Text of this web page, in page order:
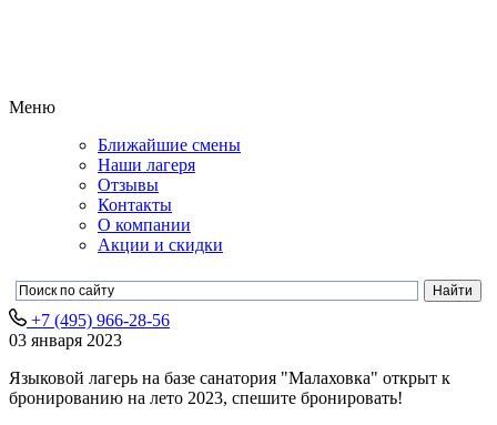
Меню
Ближайшие смены
Наши лагеря
Отзывы
Контакты
О компании
Акции и скидки
+7 (495) 966-28-56
03 января 2023
Языковой лагерь на базе санатория "Малаховка" открыт к
бронированию на лето 2023, спешите бронировать!